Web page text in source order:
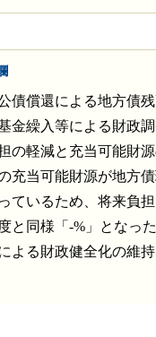
債償還による地方債
金繰入等による財政
の軽減と充当可能財
充当可能財源が地方
ているため、将来負
と同様「-%」となっ
よる財政健全化の維